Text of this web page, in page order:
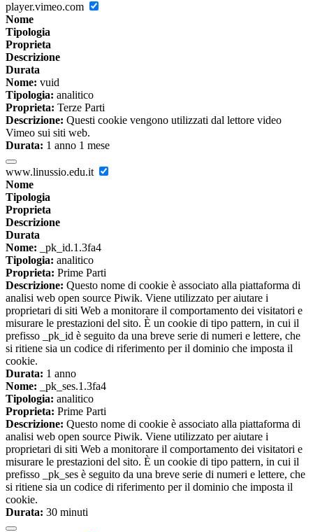
player.vimeo.com
Nome
Tipologia
Proprieta
Descrizione
Durata
Nome: vuid
Tipologia: analitico
Proprieta: Terze Parti
Descrizione: Questi cookie vengono utilizzati dal lettore video
Vimeo sui siti web.
Durata: 1 anno 1 mese
www.linussio.edu.it
Nome
Tipologia
Proprieta
Descrizione
Durata
Nome: _pk_id.1.3fa4
Tipologia: analitico
Proprieta: Prime Parti
Descrizione: Questo nome di cookie è associato alla piattaforma di
analisi web open source Piwik. Viene utilizzato per aiutare i
proprietari di siti Web a monitorare il comportamento dei visitatori e
misurare le prestazioni del sito. È un cookie di tipo pattern, in cui il
prefisso _pk_id è seguito da una breve serie di numeri e lettere, che
si ritiene sia un codice di riferimento per il dominio che imposta il
cookie.
Durata: 1 anno
Nome: _pk_ses.1.3fa4
Tipologia: analitico
Proprieta: Prime Parti
Descrizione: Questo nome di cookie è associato alla piattaforma di
analisi web open source Piwik. Viene utilizzato per aiutare i
proprietari di siti Web a monitorare il comportamento dei visitatori e
misurare le prestazioni del sito. È un cookie di tipo pattern, in cui il
prefisso _pk_ses è seguito da una breve serie di numeri e lettere, che
si ritiene sia un codice di riferimento per il dominio che imposta il
cookie.
Durata: 30 minuti